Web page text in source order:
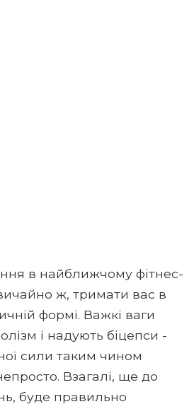
в найближчому фітнес-
ж, тримати вас в
формі. Важкі ваги
і надують біцепси -
сили таким чином
Взагалі, ще до
буде правильно